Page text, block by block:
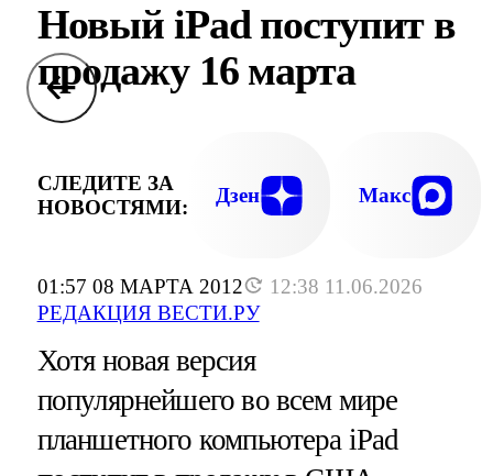
01:57 08 МАРТА 2012
12:38 11.06.2026
РЕДАКЦИЯ ВЕСТИ.РУ
Новый iPad поступит в
продажу 16 марта
СЛЕДИТЕ ЗА
НОВОСТЯМИ:
Дзен Макс
Хотя новая версия
популярнейшего во всем мире
планшетного компьютера iPad